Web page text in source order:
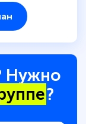
Нужно
?